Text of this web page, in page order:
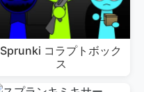
Sprunki コラプトボック
ス